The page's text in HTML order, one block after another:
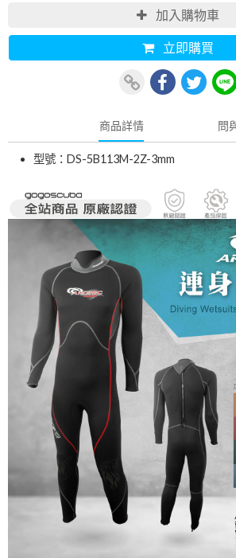
加入購物車
立即購買
商品詳情 問
型號：DS-5B113M-2Z-3mm